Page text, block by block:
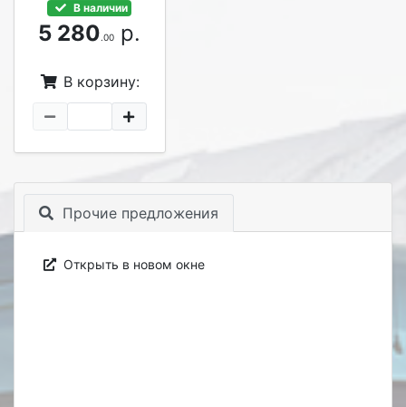
В наличии
5 280.00 р.
В корзину:
Прочие предложения
Открыть в новом окне